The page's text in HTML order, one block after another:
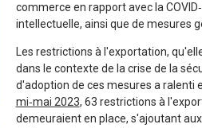
commerce en rapport avec la
intellectuelle, ainsi que de mesures
Les restrictions à l'exportation,
dans le contexte de la crise de la
d'adoption de ces mesures a ralenti
mi‑mai 2023, 63 restrictions à
demeuraient en place, s'ajoutant